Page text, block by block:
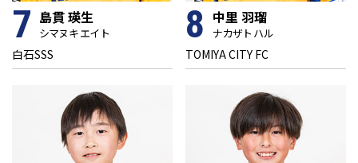
島貫 瑛生
シマヌキ エイト
7
白石SSS
中里 羽瑠
ナカザト ハル
8
TOMIYA CITY FC